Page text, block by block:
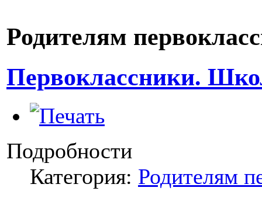
Родителям
Первоклассники.
Подробности
Категория: Родителям